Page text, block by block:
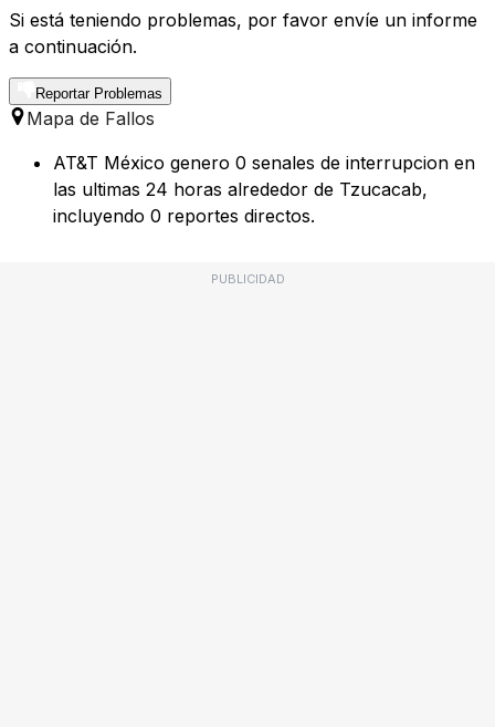
Si está teniendo problemas, por favor envíe un informe
a continuación.
Reportar Problemas
Mapa de Fallos
AT&T México genero 0 senales de interrupcion en
las ultimas 24 horas alrededor de Tzucacab,
incluyendo 0 reportes directos.
PUBLICIDAD